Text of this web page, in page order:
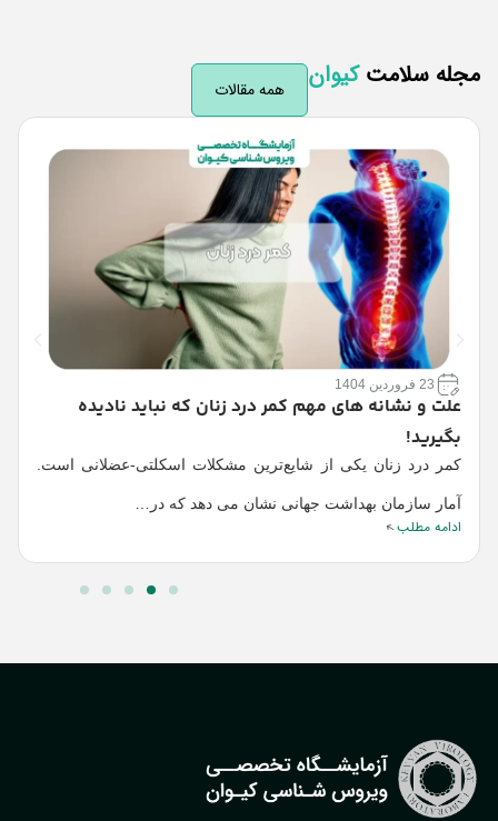
سلامتکیوان همه مقالات
23 فروردین 1404
علت و نشانه ‌های مهم کمر درد زنان که نباید نادیده
بگیرید!
کمر درد زنان یکی از شایع‌ترین مشکلات اسکلتی-عضلانی است.
آمار سازمان بهداشت جهانی نشان می دهد که در…
ادامه مطلب